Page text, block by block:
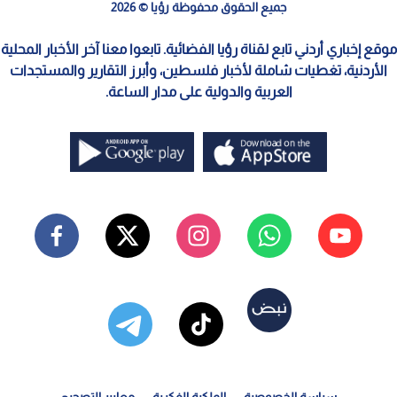
جميع الحقوق محفوظة رؤيا © 2026
موقع إخباري أردني تابع لقناة رؤيا الفضائية. تابعوا معنا آخر الأخبار المحلية
الأردنية، تغطيات شاملة لأخبار فلسطين، وأبرز التقارير والمستجدات
العربية والدولية على مدار الساعة.